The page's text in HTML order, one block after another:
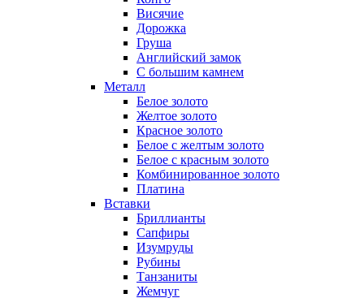
Висячие
Дорожка
Груша
Английский замок
С большим камнем
Металл
Белое золото
Желтое золото
Красное золото
Белое с желтым золото
Белое с красным золото
Комбинированное золото
Платина
Вставки
Бриллианты
Сапфиры
Изумруды
Рубины
Танзаниты
Жемчуг